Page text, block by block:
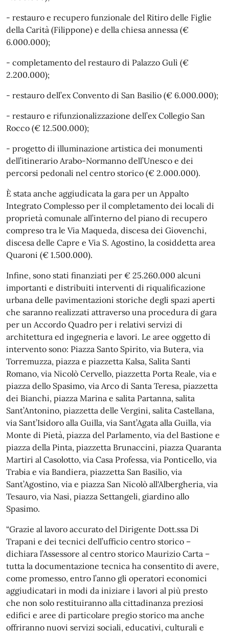
- restauro e recupero funzionale del Ritiro delle Figlie
della Carità (Filippone) e della chiesa annessa (€
6.000.000);
- completamento del restauro di Palazzo Gulì (€
2.200.000);
- restauro dell’ex Convento di San Basilio (€ 6.000.000);
- restauro e rifunzionalizzazione dell’ex Collegio San
Rocco (€ 12.500.000);
- progetto di illuminazione artistica dei monumenti
dell’itinerario Arabo-Normanno dell’Unesco e dei
percorsi pedonali nel centro storico (€ 2.000.000).
È stata anche aggiudicata la gara per un Appalto
Integrato Complesso per il completamento dei locali di
proprietà comunale all’interno del piano di recupero
compreso tra le Via Maqueda, discesa dei Giovenchi,
discesa delle Capre e Via S. Agostino, la cosiddetta area
Quaroni (€ 1.500.000).
Infine, sono stati finanziati per € 25.260.000 alcuni
importanti e distribuiti interventi di riqualificazione
urbana delle pavimentazioni storiche degli spazi aperti
che saranno realizzati attraverso una procedura di gara
per un Accordo Quadro per i relativi servizi di
architettura ed ingegneria e lavori. Le aree oggetto di
intervento sono: Piazza Santo Spirito, via Butera, via
Torremuzza, piazza e piazzetta Kalsa, Salita Santi
Romano, via Nicolò Cervello, piazzetta Porta Reale, via e
piazza dello Spasimo, via Arco di Santa Teresa, piazzetta
dei Bianchi, piazza Marina e salita Partanna, salita
Sant’Antonino, piazzetta delle Vergini, salita Castellana,
via Sant’Isidoro alla Guilla, via Sant’Agata alla Guilla, via
Monte di Pietà, piazza del Parlamento, via del Bastione e
piazza della Pinta, piazzetta Brunaccini, piazza Quaranta
Martiri al Casolotto, via Casa Professa, via Ponticello, via
Trabia e via Bandiera, piazzetta San Basilio, via
Sant’Agostino, via e piazza San Nicolò all'Albergheria, via
Tesauro, via Nasi, piazza Settangeli, giardino allo
Spasimo.
“Grazie al lavoro accurato del Dirigente Dott.ssa Di
Trapani e dei tecnici dell’ufficio centro storico –
dichiara l’Assessore al centro storico Maurizio Carta –
tutta la documentazione tecnica ha consentito di avere,
come promesso, entro l’anno gli operatori economici
aggiudicatari in modi da iniziare i lavori al più presto
che non solo restituiranno alla cittadinanza preziosi
edifici e aree di particolare pregio storico ma anche
offriranno nuovi servizi sociali, educativi, culturali e